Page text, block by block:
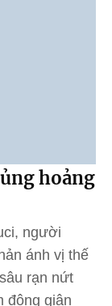
hoảng
người
ánh vị thế
rạn nứt
đông giận